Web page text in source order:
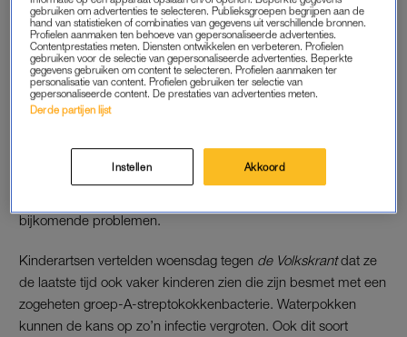
thuis uitzieken zonder dat daar een huisarts aan te pas komt.
WATERPOKKEN
Waterpokken worden veroorzaakt door een virus. Het is
zich ernstige complicaties voor. Kinderen hebben over het
algemeen vooral last van jeukende bultjes. Volwassenen die
bijkomende problemen.
Kinderartsen vertelden woensdag tegen de Volkskrantdat ze
de laatste tijd ook vaker kinderen zien die zijn besmet met een
zogeheten groep-A-streptokokkenbacterie. Waterpokken
kunnen de kans op zo’n infectie vergroten. Ook dit soort
gebruiken om advertenties te selecteren. Publieksgroepen begrijpen aan de
hand van statistieken of combinaties van gegevens uit verschillende bronnen.
Profielen aanmaken ten behoeve van gepersonaliseerde advertenties.
Contentprestaties meten. Diensten ontwikkelen en verbeteren. Profielen
gebruiken voor de selectie van gepersonaliseerde advertenties. Beperkte
gegevens gebruiken om content te selecteren. Profielen aanmaken ter
personalisatie van content. Profielen gebruiken ter selectie van
gepersonaliseerde content. De prestaties van advertenties meten.
Derde partijen lijst
Instellen Akkoord